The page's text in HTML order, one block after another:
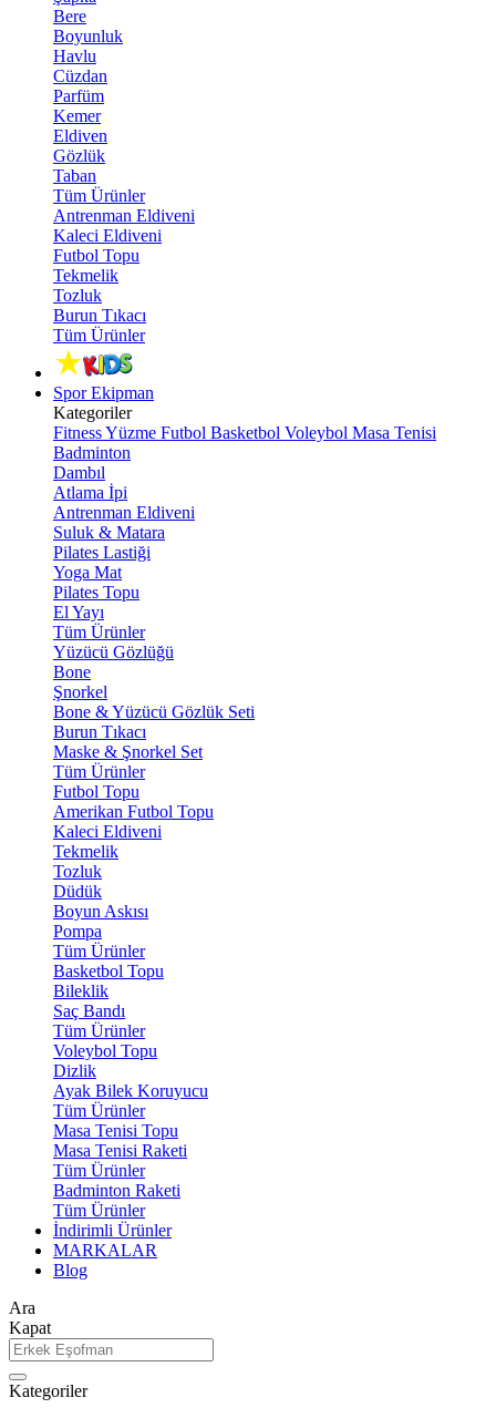
Bere
Boyunluk
Havlu
Cüzdan
Parfüm
Kemer
Eldiven
Gözlük
Taban
Tüm Ürünler
Antrenman Eldiveni
Kaleci Eldiveni
Futbol Topu
Tekmelik
Tozluk
Burun Tıkacı
Tüm Ürünler
Spor Ekipman
Kategoriler
FitnessYüzme Futbol Basketbol Voleybol Masa Tenisi
Badminton
Dambıl
Atlama İpi
Antrenman Eldiveni
Suluk & Matara
Pilates Lastiği
Yoga Mat
Pilates Topu
El Yayı
Tüm Ürünler
Yüzücü Gözlüğü
Bone
Şnorkel
Bone & Yüzücü Gözlük Seti
Burun Tıkacı
Maske & Şnorkel Set
Tüm Ürünler
Futbol Topu
Amerikan Futbol Topu
Kaleci Eldiveni
Tekmelik
Tozluk
Düdük
Boyun Askısı
Pompa
Tüm Ürünler
Basketbol Topu
Bileklik
Saç Bandı
Tüm Ürünler
Voleybol Topu
Dizlik
Ayak Bilek Koruyucu
Tüm Ürünler
Masa Tenisi Topu
Masa Tenisi Raketi
Tüm Ürünler
Badminton Raketi
Tüm Ürünler
İndirimli Ürünler
MARKALAR
Blog
Ara
Kapat
Kategoriler